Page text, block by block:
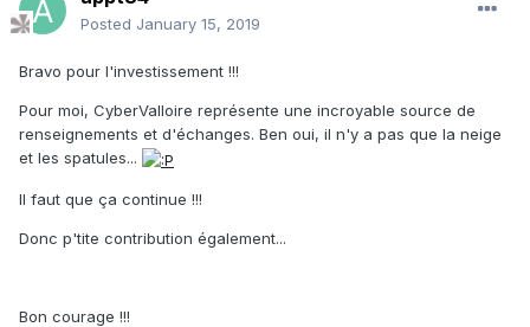
Posted January 15, 2019
Bravo pour l'investissement !!!
Pour moi, CyberValloire représente une incroyable source de
renseignements et d'échanges. Ben oui, il n'y a pas que la neige
et les spatules...
Il faut que ça continue !!!
Donc p'tite contribution également...
Bon courage !!!